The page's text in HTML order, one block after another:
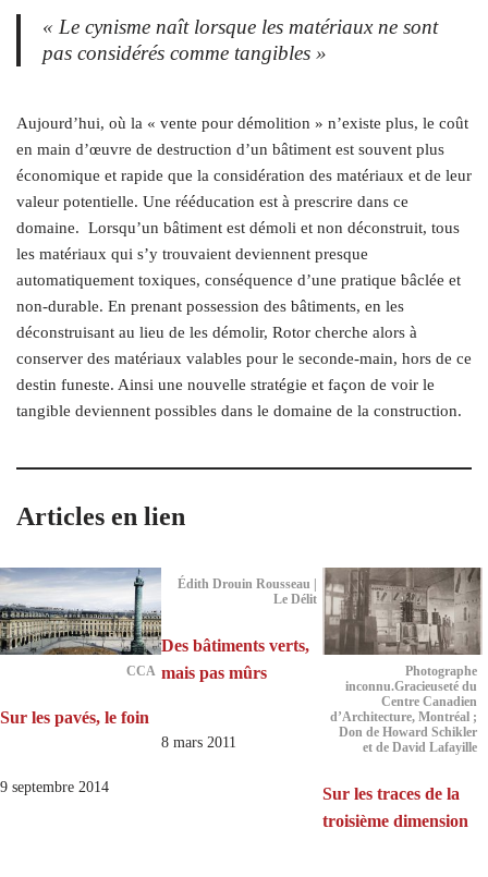
« Le cynisme naît lorsque les matériaux ne sont
pas considérés comme tangibles »
Aujourd’hui, où la « vente pour démolition » n’existe plus, le coût
en main d’œuvre de destruction d’un bâtiment est souvent plus
économique et rapide que la considération des matériaux et de leur
valeur potentielle. Une rééducation est à prescrire dans ce
domaine. Lorsqu’un bâtiment est démoli et non déconstruit, tous
les matériaux qui s’y trouvaient deviennent presque
automatiquement toxiques, conséquence d’une pratique bâclée et
non-durable. En prenant possession des bâtiments, en les
déconstruisant au lieu de les démolir, Rotor cherche alors à
conserver des matériaux valables pour le seconde-main, hors de ce
destin funeste. Ainsi une nouvelle stratégie et façon de voir le
tangible deviennent possibles dans le domaine de la construction.
Articles en lien
CCA
Sur les pavés, le foin
9 septembre 2014
Édith Drouin Rousseau |
Le Délit
Des bâtiments verts,
mais pas mûrs
8 mars 2011
Photographe
inconnu.Gracieuseté du
Centre Canadien
d’Architecture, Montréal ;
Don de Howard Schikler
et de David Lafayille
Sur les traces de la
troisième dimension